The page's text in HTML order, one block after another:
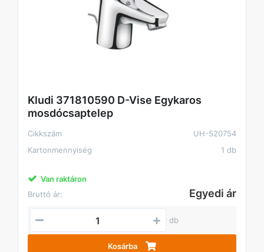
Kludi 371810590 D-Vise Egykaros
mosdócsaptelep
Cikkszám
UH-520754
Kartonmennyiség
1 db
Van raktáron
Bruttó ár:
Egyedi ár
db
Kosárba